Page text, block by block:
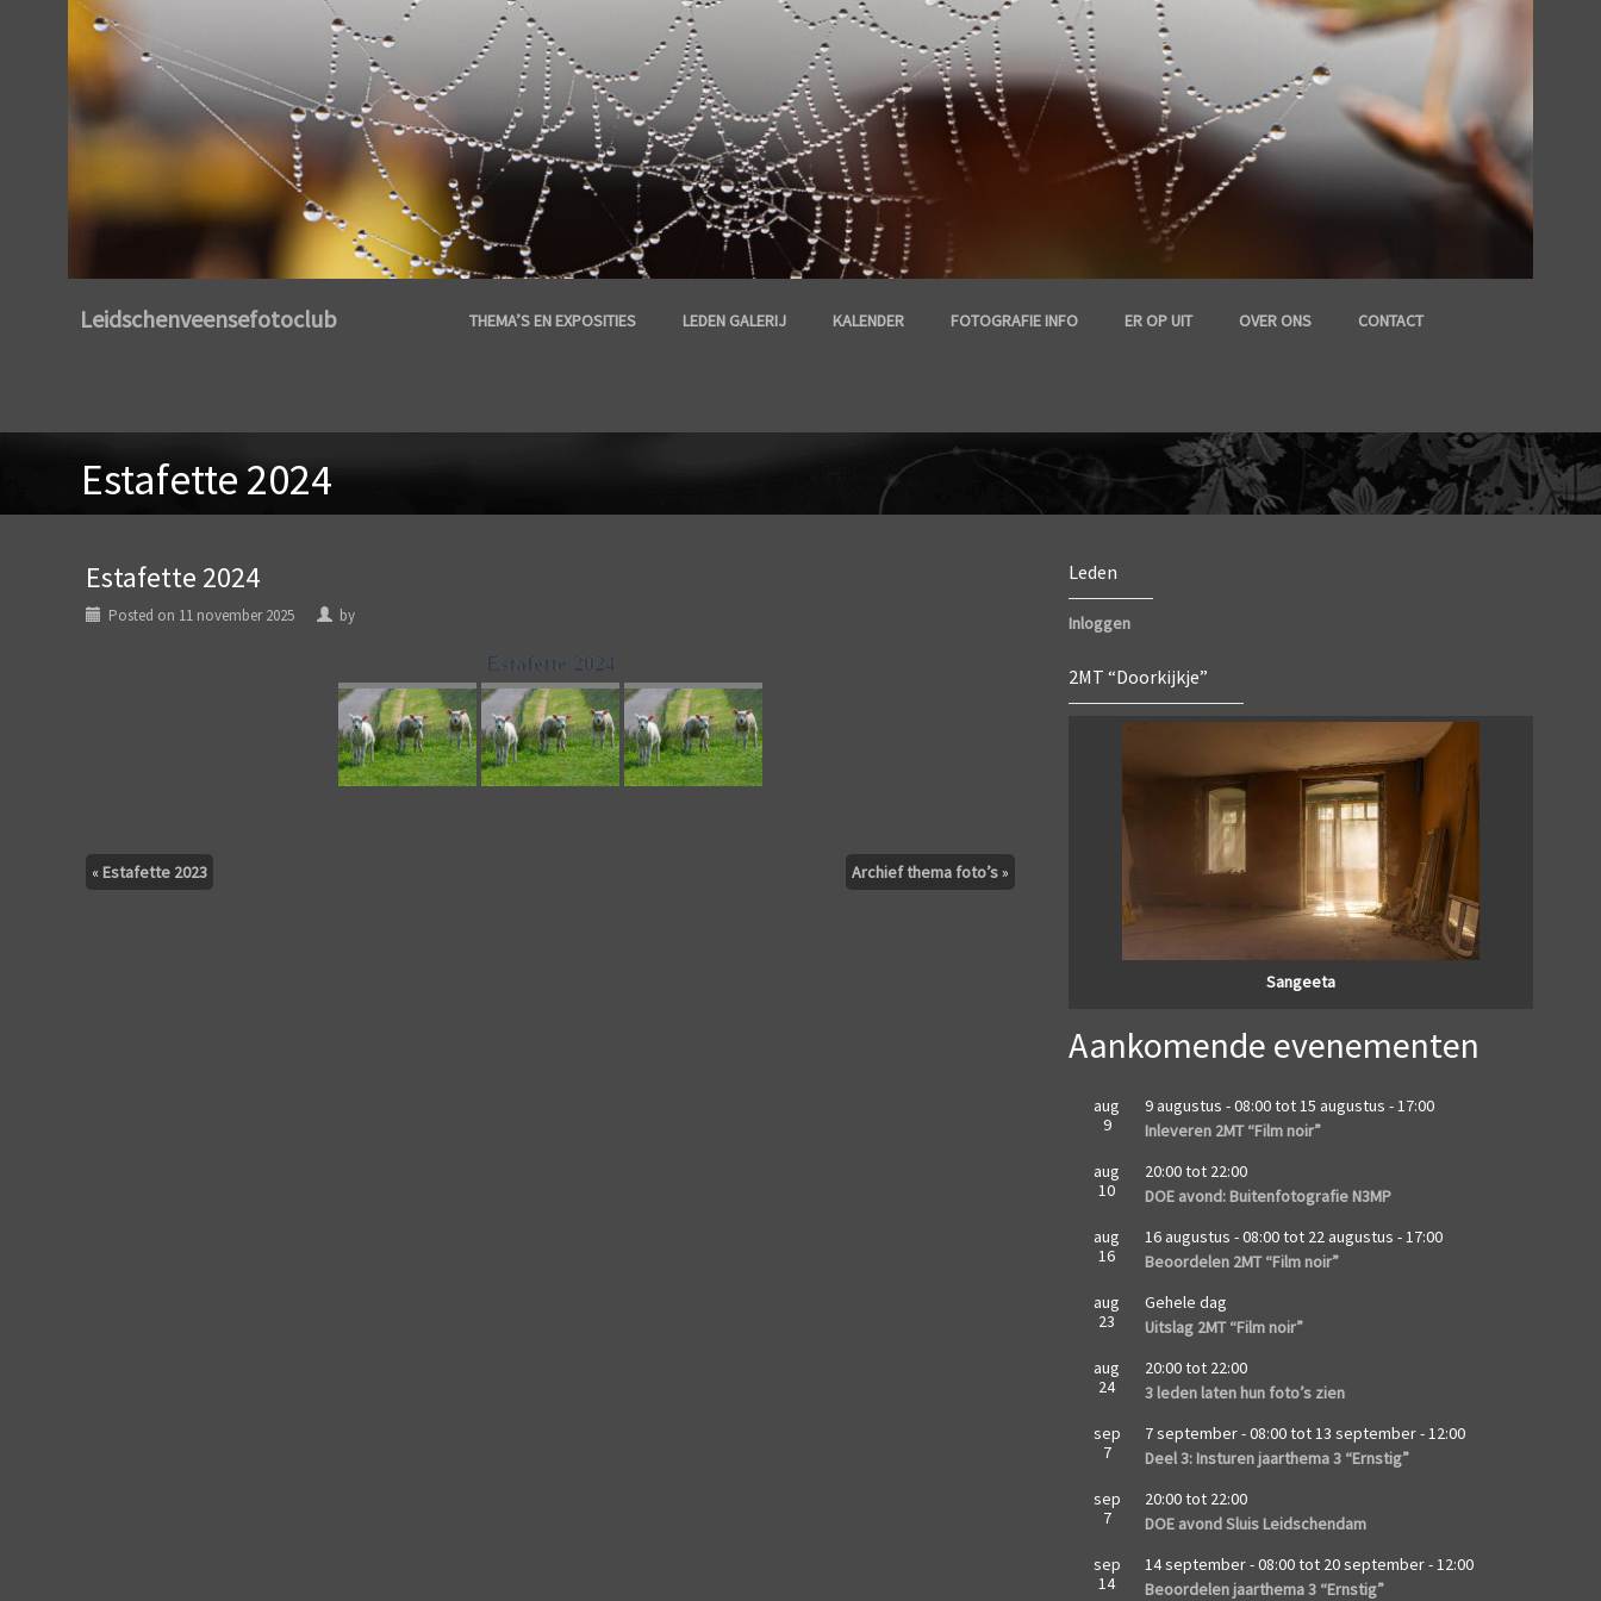
Leidschenveensefotoclub THEMA’S EN EXPOSITIES LEDEN GALERIJ KALENDER FOTOGRAFIE INFO ER OP UIT OVER ONS CONTACT
Estafette 2024
Estafette 2024
Posted on 11 november 2025 by
Estafette 2024
«Estafette 2023 Archief thema foto’s»
Leden
Inloggen
2MT “Doorkijkje”
Sangeeta
Aankomende evenementen
aug
9
9 augustus - 08:00tot15 augustus - 17:00
Inleveren 2MT “Film noir”
aug
10
20:00tot 22:00
DOE avond: Buitenfotografie N3MP
aug
16
16 augustus - 08:00tot 22 augustus - 17:00
Beoordelen 2MT “Film noir”
aug
23
Gehele dag
Uitslag 2MT “Film noir”
aug
24
20:00tot 22:00
3 leden laten hun foto’s zien
sep
7
7 september - 08:00tot13 september - 12:00
Deel 3: Insturen jaarthema 3 “Ernstig”
sep
7
20:00tot 22:00
DOE avond Sluis Leidschendam
sep
14
14 september - 08:00tot 20 september - 12:00
Beoordelen jaarthema 3 “Ernstig”